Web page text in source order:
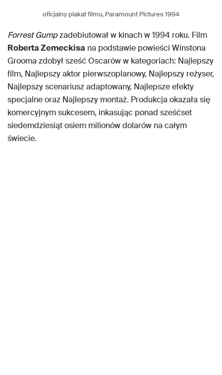
oficjalny plakat filmu, Paramount Pictures 1994
Forrest Gumpzadebiutował w kinach w 1994 roku. Film
Roberta Zemeckisa na podstawie powieści Winstona
Grooma zdobył sześć Oscarów w kategoriach: Najlepszy
film, Najlepszy aktor pierwszoplanowy, Najlepszy reżyser,
Najlepszy scenariusz adaptowany, Najlepsze efekty
specjalne oraz Najlepszy montaż. Produkcja okazała się
komercyjnym sukcesem, inkasując ponad sześćset
siedemdziesiąt osiem milionów dolarów na całym
świecie.